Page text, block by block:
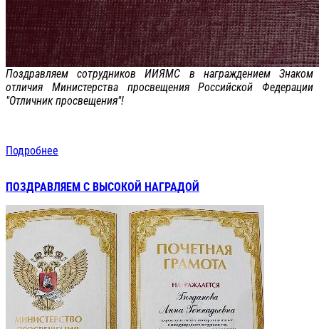
Поздравляем сотрудников ИИЯМС в награждением Знаком
отличия Министерства просвещения Российской Федерации
"Отличник просвещения"!
Подробнее
ПОЗДРАВЛЯЕМ С ВЫСОКОЙ НАГРАДОЙ